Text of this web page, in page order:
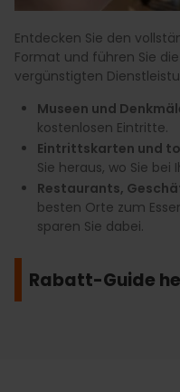
Entdecken Sie den
Format und führen Sie
vergünstigten
Museen und
kostenlosen Eintritte.
Eintrittskarten und
Sie heraus, wo Sie
Restaurants,
besten Orte zum
sparen Sie dabei.
Rabatt-Guide